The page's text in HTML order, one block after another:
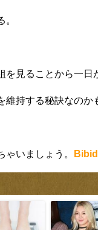
を見ることから一日
維持する秘訣なのか
いましょう。